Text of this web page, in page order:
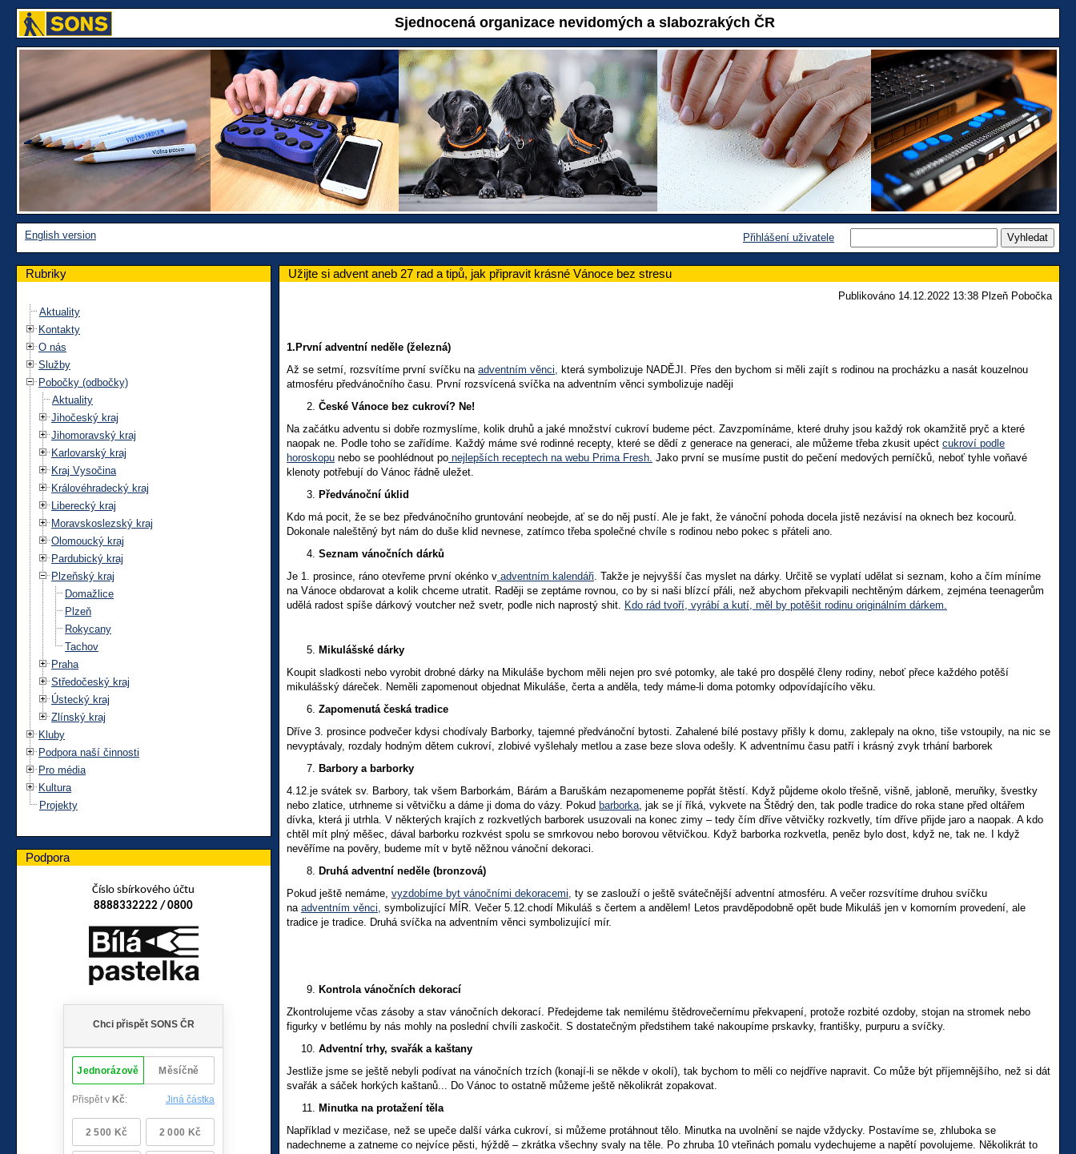
Sjednocená organizace nevidomých a slabozrakých ČR
English version Přihlášení uživatele
Rubriky
Aktuality
Kontakty
O nás
Služby
Pobočky (odbočky)
Aktuality
Jihočeský kraj
Jihomoravský kraj
Karlovarský kraj
Kraj Vysočina
Královéhradecký kraj
Liberecký kraj
Moravskoslezský kraj
Olomoucký kraj
Pardubický kraj
Plzeňský kraj
Domažlice
Plzeň
Rokycany
Tachov
Praha
Středočeský kraj
Ústecký kraj
Zlínský kraj
Kluby
Podpora naší činnosti
Pro média
Kultura
Projekty
Užijte si advent aneb 27 rad a tipů, jak připravit krásné Vánoce bez stresu
Publikováno 14.12.2022 13:38 Plzeň Pobočka
1. První adventní neděle (železná)
Až se setmí, rozsvítíme první svíčku na adventním věnci,
která symbolizuje NADĚJI. Přes den bychom si měli zajít s rodinou na procházku a nasát kouzelnou
atmosféru předvánočního času. První rozsvícená svíčka na adventním věnci symbolizuje naději
České Vánoce bez cukroví? Ne!
Na začátku adventu si dobře rozmyslíme, kolik druhů a jaké množství cukroví budeme péct. Zavzpomínáme, které druhy jsou každý rok okamžitě pryč a které
naopak ne. Podle toho se zařídíme. Každý máme své rodinné recepty, které se dědí z generace na generaci, ale můžeme třeba zkusit upéct cukroví podle
horoskopu nebo se poohlédnout po nejlepších receptech na webu Prima Fresh. Jako první se musíme pustit do pečení medových perníčků, neboť tyhle voňavé
klenoty potřebují do Vánoc řádně uležet.
Předvánoční úklid
Kdo má pocit, že se bez předvánočního gruntování neobejde, ať se do něj pustí. Ale je fakt, že vánoční pohoda docela jistě nezávisí na oknech bez kocourů.
Dokonale naleštěný byt nám do duše klid nevnese, zatímco třeba společné chvíle s rodinou nebo pokec s přáteli ano.
Seznam vánočních dárků
Je 1. prosince, ráno otevřeme první okénko v adventním kalendáři . Takže je nejvyšší čas myslet na dárky. Určitě se vyplatí udělat si seznam, koho a čím míníme
na Vánoce obdarovat a kolik chceme utratit. Raději se zeptáme rovnou, co by si naši blízcí přáli, než abychom překvapili nechtěným dárkem, zejména teenagerům
udělá radost spíše dárkový voutcher než svetr, podle nich naprostý shit.
Kdo rád tvoří, vyrábí a kutí, měl by potěšit rodinu originálním dárkem.
Mikulášské dárky
Koupit sladkosti nebo vyrobit drobné dárky na Mikuláše bychom měli nejen pro své potomky, ale také pro dospělé členy rodiny, neboť přece každého potěší
mikulášský dáreček. Neměli zapomenout objednat Mikuláše, čerta a anděla, tedy máme-li doma potomky odpovídajícího věku.
Zapomenutá česká tradice
Dříve 3. prosince podvečer kdysi chodívaly Barborky, tajemné předvánoční bytosti. Zahalené bílé postavy přišly k domu, zaklepaly na okno, tiše vstoupily, na nic se
nevyptávaly, rozdaly hodným dětem cukroví, zlobivé vyšlehaly metlou a zase beze slova odešly. K adventnímu času patří i krásný zvyk trhání barborek
Barbory a barborky
4.12.je svátek sv. Barbory, tak všem Barborkám, Bárám a Baruškám nezapomeneme popřát štěstí. Když půjdeme okolo třešně, višně, jabloně, meruňky, švestky
nebo zlatice, utrhneme si větvičku a dáme ji doma do vázy. Pokud barborka , jak se jí říká, vykvete na Štědrý den, tak podle tradice do roka stane před oltářem
dívka, která ji utrhla. V některých krajích z rozkvetlých barborek usuzovali na konec zimy – tedy čím dříve větvičky rozkvetly, tím dříve přijde jaro a naopak. A kdo
chtěl mít plný měšec, dával barborku rozkvést spolu se smrkovou nebo borovou větvičkou. Když barborka rozkvetla, peněz bylo dost, když ne, tak ne. I když
nevěříme na pověry, budeme mít v bytě něžnou vánoční dekoraci.
Druhá adventní neděle (bronzová)
Pokud ještě nemáme, vyzdobíme byt vánočními dekoracemi, ty se zaslouží o ještě svátečnější adventní atmosféru. A večer rozsvítíme druhou svíčku
na adventním věnci, symbolizující MÍR. Večer 5.12.chodí Mikuláš s čertem a andělem! Letos pravděpodobně opět bude Mikuláš jen v komorním provedení, ale
tradice je tradice. Druhá svíčka na adventním věnci symbolizující mír.
Kontrola vánočních dekorací
Zkontrolujeme včas zásoby a stav vánočních dekorací. Předejdeme tak nemilému štědrovečernímu překvapení, protože rozbité ozdoby, stojan na stromek nebo
figurky v betlému by nás mohly na poslední chvíli zaskočit. S dostatečným předstihem také nakoupíme prskavky, františky, purpuru a svíčky.
Adventní trhy, svařák a kaštany
Jestliže jsme se ještě nebyli podívat na vánočních trzích (konají-li se někde v okolí), tak bychom to měli co nejdříve napravit. Co může být příjemnějšího, než si dát
svařák a sáček horkých kaštanů... Do Vánoc to ostatně můžeme ještě několikrát zopakovat.
Minutka na protažení těla
Například v mezičase, než se upeče další várka cukroví, si můžeme protáhnout tělo. Minutka na uvolnění se najde vždycky. Postavíme se, zhluboka se
nadechneme a zatneme co nejvíce pěsti, hýždě – zkrátka všechny svaly na těle. Po zhruba 10 vteřinách pomalu vydechujeme a napětí povolujeme. Několikrát to
Podpora
Číslo sbírkového účtu
8888332222 / 0800